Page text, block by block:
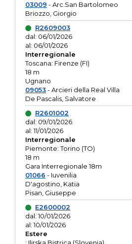
03009 - Arc.San Bartolomeo
Briozzo, Giorgio
R2609003
dal: 06/01/2026
al: 06/01/2026
Interregionale
Toscana: Firenze (FI)
18 m
Ugnano
09053- Arcieri della Real Villa
De Pascalis, Salvatore
R2601002
dal: 09/01/2026
al: 11/01/2026
Interregionale
Piemonte: Torino (TO)
18 m
Gara Interregionale 18m
01066 - Iuvenilia
D'agostino, Katia
Pisan, Giuseppe
E2600002
dal: 10/01/2026
al: 10/01/2026
Estere